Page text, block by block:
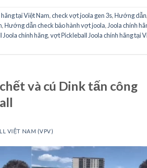
tại Việt Nam,check vợt joola gen 3s,Hướng dẫn,
,Hướng dẫn check bảo hành vợt joola, Joola chính
Joola chính hãng,vợt Pickleball Joola chính hãng tại
và cú Dink tấn công
VIỆT NAM (VPV)